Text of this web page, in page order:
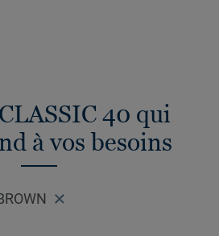
40 qui
à vos besoins